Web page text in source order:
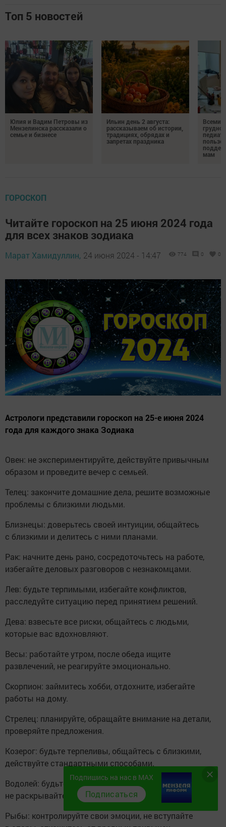
Топ 5 новостей
Юлия и Вадим Петровы из
Мензелинска рассказали о
семье и бизнесе
Ильин день 2 августа:
рассказываем об истории,
традициях, обрядах и
запретах праздника
пользе
мам
ГОРОСКОП
Читайте гороскоп на 25 июня 2024 года
для всех знаков зодиака
Марат Хамидуллин, 24 июня 2024 - 14:47 774 0 0
Астрологи представили гороскоп на 25-е июня 2024
года для каждого знака Зодиака
Овен: не экспериментируйте, действуйте привычным
образом и проведите вечер с семьей.
Телец: закончите домашние дела, решите возможные
проблемы с близкими людьми.
Близнецы: доверьтесь своей интуиции, общайтесь
с близкими и делитесь с ними планами.
Рак: начните день рано, сосредоточьтесь на работе,
избегайте деловых разговоров с незнакомцами.
Лев: будьте терпимыми, избегайте конфликтов,
расследуйте ситуацию перед принятием решений.
Дева: взвесьте все риски, общайтесь с людьми,
которые вас вдохновляют.
Весы: работайте утром, после обеда ищите
развлечений, не реагируйте эмоционально.
Скорпион: займитесь хобби, отдохните, избегайте
работы на дому.
Стрелец: планируйте, обращайте внимание на детали,
проверяйте предложения.
Козерог: будьте терпеливы, общайтесь с близкими,
действуйте стандартными способами.
Водолей: будьте осторожны в общении,
не раскрывайтесь перед недоброжелателями.
Рыбы: контролируйте свои эмоции, не вступайте
Подпишись на нас в MAX
Подписаться